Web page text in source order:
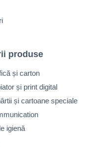
produse
și carton
și print digital
și cartoane speciale
igienă